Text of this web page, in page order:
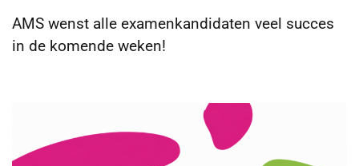
AMS wenst alle examenkandidaten veel succes
in de komende weken!